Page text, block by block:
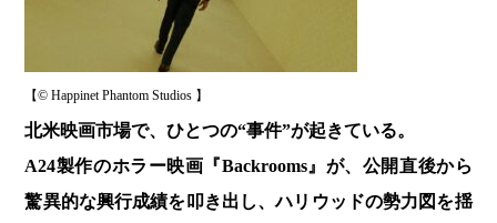
【© Happinet Phantom Studios 】
北米映画市場で、ひとつの“事件”が起きている。
A24製作のホラー映画『Backrooms』が、公開直後から
驚異的な興行成績を叩き出し、ハリウッドの勢力図を揺